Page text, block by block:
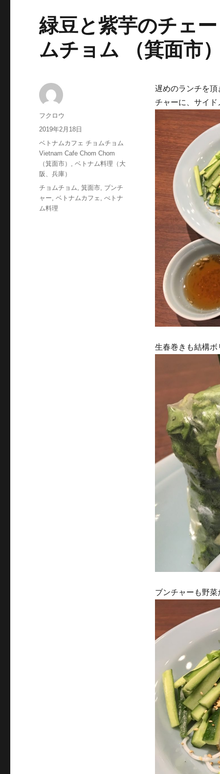
緑豆と紫芋のチェ
ムチョム （箕面市）
遅めのランチを
チャーに、サイド
生春巻きも結構ボ
ブンチャーも野菜
投
稿
フクロウ
投
稿
日:
2019年2月18日
カ
テ
ゴ
リ
ー
ベトナムカフェ チョムチョム
Vietnam Cafe Chom Chom
（箕面市） ,ベトナム料理（大
阪、兵庫）
タ
グ
チョムチョム,箕面市, ブンチ
ャー,ベトナムカフェ ,べトナ
ム料理